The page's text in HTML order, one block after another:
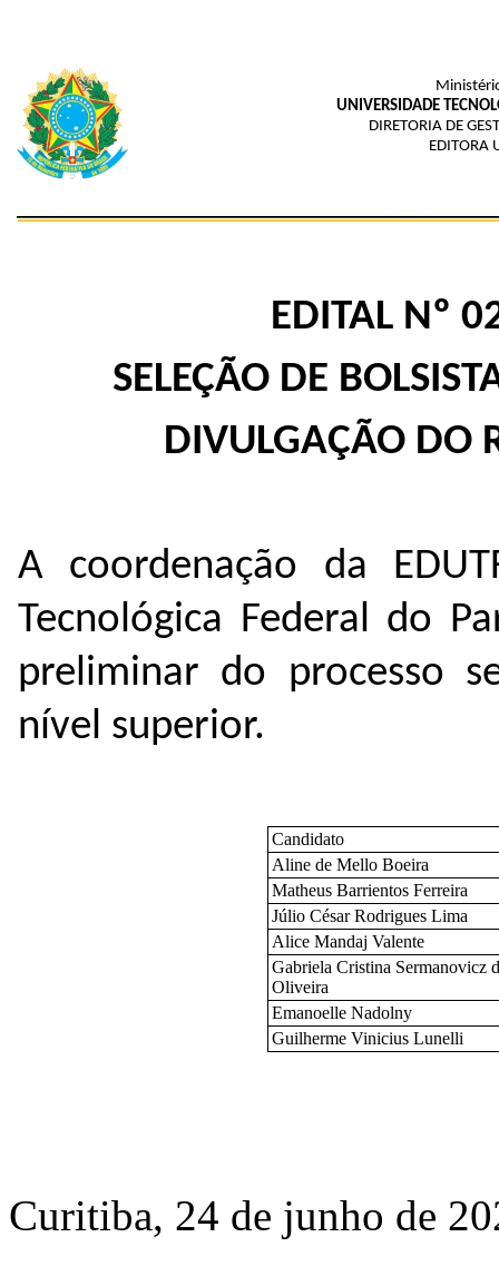
UNIVERSIDADE
DIRETORIA DE
EDITORA
EDITAL Nº
SELEÇÃO DE
DIVULGAÇÃO DO
A coordenação da
Tecnológica Federal do
preliminar do processo
nível superior.
Candidato
Aline de Mello Boeira
Matheus Barrientos Ferreira
Júlio César Rodrigues Lima
Alice Mandaj Valente
Gabriela Cristina Sermanovicz
Oliveira
Emanoelle Nadolny
Guilherme Vinicius Lunelli
Curitiba, 24 de junho de